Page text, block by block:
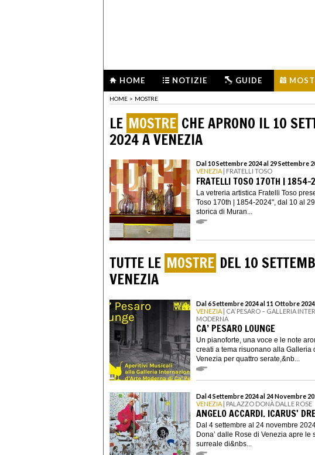
HOME NOTIZIE GUIDE
HOME > MOSTRE
LE MOSTRE CHE APRONO IL 10
2024 A VENEZIA
Dal 10 Settembre 2024 al 29 Settembre
VENEZIA | FRATELLI TOSO
FRATELLI TOSO 170TH |
La vetreria artistica Fratelli Toso
Toso 170th | 1854-2024", dal 10 al
storica di Muran...
TUTTE LE MOSTRE DEL 10
VENEZIA
Dal 6 Settembre 2024 al 11 Ottobre 2024
VENEZIA | CA’ PESARO – GALLERIA
MODERNA
CA’ PESARO LOUNGE
Un pianoforte, una voce e le note
creati a tema risuonano alla Galleria
Venezia per quattro serate,&nb...
Dal 4 Settembre 2024 al 24 Novembre
VENEZIA | PALAZZO DONÀ DALLE ROSE
ANGELO ACCARDI. ICARUS'
Dal 4 settembre al 24 novembre
Dona’ dalle Rose di Venezia apre le
surreale di&nbs...